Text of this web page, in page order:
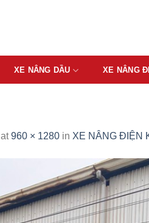
XE NÂNG DẦU XE NÂNG
at960 × 1280 in XE NÂNG ĐIỆN